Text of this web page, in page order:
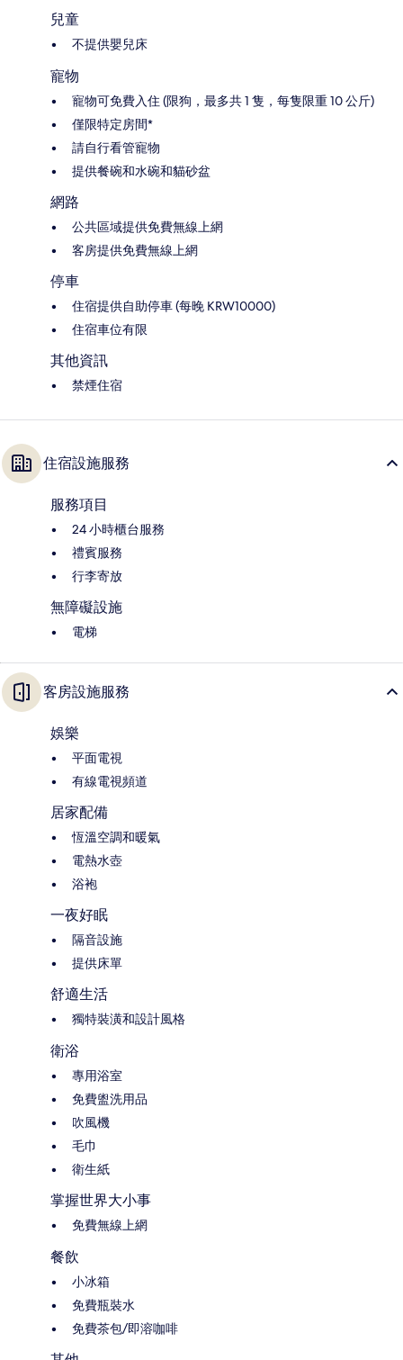
兒童
不提供嬰兒床
寵物
寵物可免費入住 (限狗，最多共 1 隻，每隻限重 10 公斤)
僅限特定房間*
請自行看管寵物
提供餐碗和水碗和貓砂盆
網路
公共區域提供免費無線上網
客房提供免費無線上網
停車
住宿提供自助停車 (每晚 KRW10000)
住宿車位有限
其他資訊
禁煙住宿
住宿設施服務
服務項目
24 小時櫃台服務
禮賓服務
行李寄放
無障礙設施
電梯
客房設施服務
娛樂
平面電視
有線電視頻道
居家配備
恆溫空調和暖氣
電熱水壺
浴袍
一夜好眠
隔音設施
提供床單
舒適生活
獨特裝潢和設計風格
衛浴
專用浴室
免費盥洗用品
吹風機
毛巾
衛生紙
掌握世界大小事
免費無線上網
餐飲
小冰箱
免費瓶裝水
免費茶包/即溶咖啡